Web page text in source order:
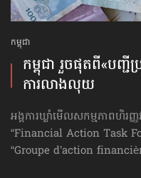
កម្ពុជា
កម្ពុជា រួចផុតពី«បញ្ជី
ការលាងលុយ
អង្គការឃ្លាំមើលសកម្មភាពហិរញ្
“Financial Action Task
“Groupe d’action